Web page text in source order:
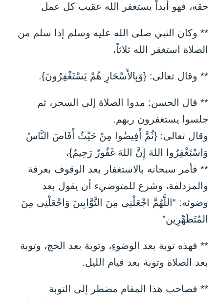
حقه، فهو أبداً يستغفر الله عقيب كل عمل
** وكان النبي صلى الله عليه وسلم إذا سلم من
الصلاة استغفر الله ثلاثاً،
** وقال تعالى: {وَبِالأَسْحَارِ هُمْ يَسْتَغْفِرُونَ}.
** قال الحسن: مدوا الصلاة إلى السحر، ثم
جلسوا يستغفرون ربهم.
وقال تعالى: {ثُمَّ أَفِيضُوا مِنْ حَيْثُ أَفَاضَ النَّاسُ
وَاسْتَغْفِرُوا اللهَ إِنَّ اللهَ غَفُورٌ رَحِيمٌ}،
** فأمر سبحانه بالاستغفار بعد الوقوف بعرفة
والمزدلفة، وشرع للمتوضيء أن يقول بعد
وضوئه: “اللَّهُمَّ اجْعَلْنِى مِنَ التَّوَّابِينَ وَاجْعَلْنِى مِنَ
المُتَطَهِّرِين”
** فهذه توبة بعد الوضوءِ، وتوبة بعد الحج، وتوبة
بعد الصلاة وتوبة بعد قيام الليل.
** فصاحب هذا المقام مضطر إلى التوبة